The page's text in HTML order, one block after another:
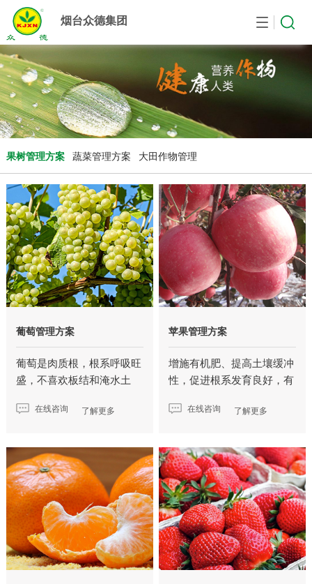
烟台众德集团
首页
众德集团
集团简介
麾下子公司
发展历程
企业文化
资质荣誉
作物中心
果树管理方案
蔬菜管理方案
大田作物管理方案
农业服务
增收案列
视频中心
种植技术
产品中心
众德肥料
农业设备
众德庄园
贸易产品
检验报告
登记证查询
新闻资讯
公司新闻
合作研发
国际合作
产品研发
生产技术
人力资源
人力政策
职位招聘
简历投递
果树管理方案 蔬菜管理方案 大田作物管理
方案
葡萄管理方案
葡萄是肉质根，根系呼吸旺
盛，不喜欢板结和淹水土
在线咨询 了解更多
苹果管理方案
增施有机肥、提高土壤缓冲
性，促进根系发育良好，有
在线咨询 了解更多